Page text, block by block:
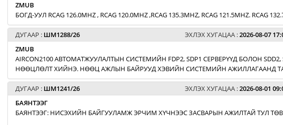
ZMUB
БОГД-УУЛ RCAG 126.0MHZ , RCAG 120.0MHZ ,RCAG 135.3MHZ, RCAG 121.5MHZ.
ДУГААР : ШМ1288/26 ЭХЛЭХ ХУГАЦАА :2026-08-07
ZMUB
AIRCON2100 АВТОМАТЖУУЛАЛТЫН СИСТЕМИЙН FDP2, SDP1 СЕРВЕРҮҮД БОЛОН
НӨӨЦЛӨЛТ ХИЙНЭ. НӨӨЦ АЖЛЫН БАЙРУУД ХЭВИЙН СИСТЕМИЙН АЖИЛЛАГААНД
ДУГААР : ШМ1241/26 ЭХЛЭХ ХУГАЦАА :2026-08-01
БАЯНТЭЭГ
БАЯНТЭЭГ: НИСЭХИЙН БАЙГУУЛАМЖ ЭРЧИМ ХҮЧНЭЭС ЗАСВАРЫН АЖИЛТАЙ ТУЛ